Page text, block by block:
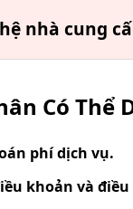
nhà cung
Có Thể
phí dịch vụ.
khoản và